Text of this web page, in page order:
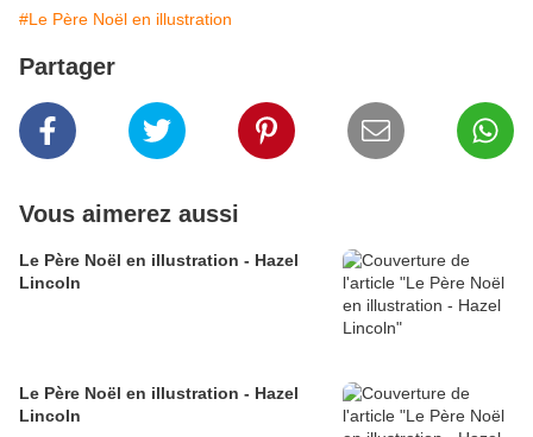
#Le Père Noël en illustration
Partager
Vous aimerez aussi
Le Père Noël en illustration - Hazel
Lincoln
Le Père Noël en illustration - Hazel
Lincoln